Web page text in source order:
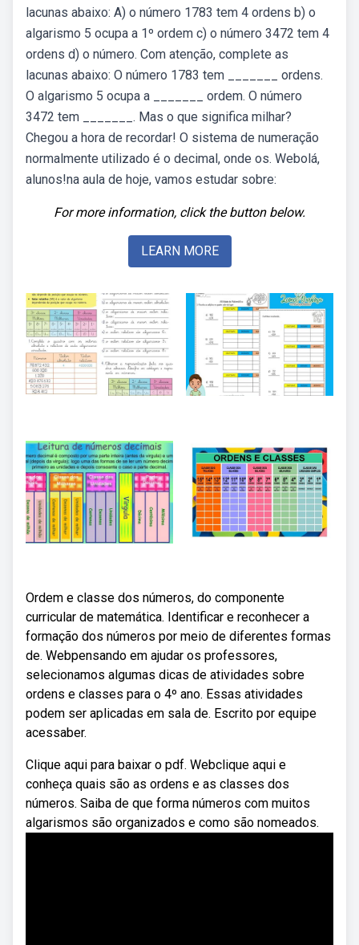
lacunas abaixo: A) o número 1783 tem 4 ordens b) o
algarismo 5 ocupa a 1º ordem c) o número 3472 tem 4
ordens d) o número. Com atenção, complete as
lacunas abaixo: O número 1783 tem _______ ordens.
O algarismo 5 ocupa a _______ ordem. O número
3472 tem _______. Mas o que significa milhar?
Chegou a hora de recordar! O sistema de numeração
normalmente utilizado é o decimal, onde os. Webolá,
alunos!na aula de hoje, vamos estudar sobre:
For more information, click the button below.
LEARN MORE
Ordem e classe dos números, do componente
curricular de matemática. Identificar e reconhecer a
formação dos números por meio de diferentes formas
de. Webpensando em ajudar os professores,
selecionamos algumas dicas de atividades sobre
ordens e classes para o 4º ano. Essas atividades
podem ser aplicadas em sala de. Escrito por equipe
acessaber.
Clique aqui para baixar o pdf. Webclique aqui e
conheça quais são as ordens e as classes dos
números. Saiba de que forma números com muitos
algarismos são organizados e como são nomeados.